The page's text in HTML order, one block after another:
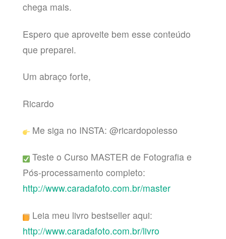
chega mais.
Espero que aproveite bem esse conteúdo
que preparei.
Um abraço forte,
Ricardo
Me siga no INSTA: @ricardopolesso
Teste o Curso MASTER de Fotografia e
Pós-processamento completo:
http://www.caradafoto.com.br/master
Leia meu livro bestseller aqui:
http://www.caradafoto.com.br/livro